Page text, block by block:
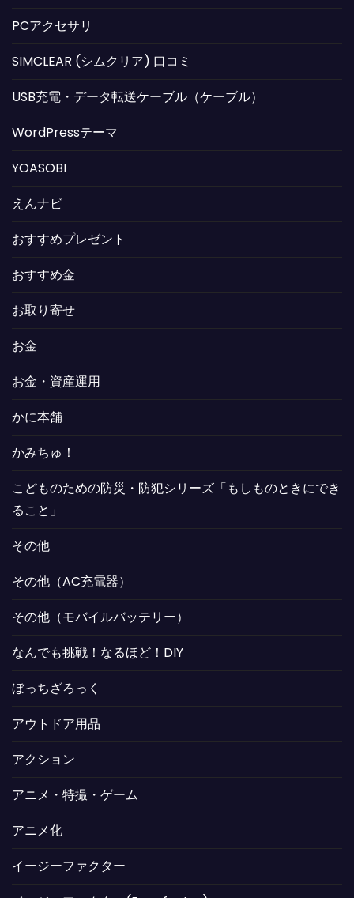
PCアクセサリ
SIMCLEAR (シムクリア) 口コミ
USB充電・データ転送ケーブル（ケーブル）
WordPressテーマ
YOASOBI
えんナビ
おすすめプレゼント
おすすめ金
お取り寄せ
お金
お金・資産運用
かに本舗
かみちゅ！
こどものための防災・防犯シリーズ「もしものときにでき
ること」
その他
その他（AC充電器）
その他（モバイルバッテリー）
なんでも挑戦！なるほど！DIY
ぼっちざろっく
アウトドア用品
アクション
アニメ・特撮・ゲーム
アニメ化
イージーファクター